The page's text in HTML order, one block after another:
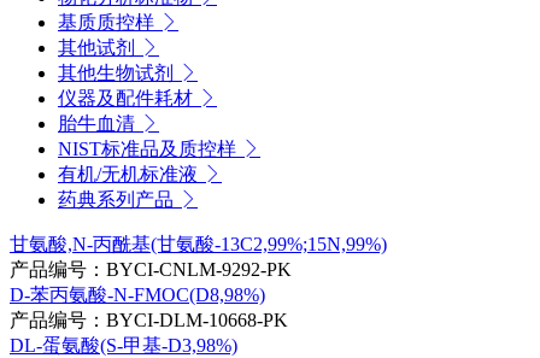
基质质控样
其他试剂
其他生物试剂
仪器及配件耗材
胎牛血清
NIST标准品及质控样
有机/无机标准液
药典系列产品
甘氨酸,N-丙酰基(甘氨酸-13C2,99%;15N,99%)
产品编号：BYCI-CNLM-9292-PK
D-苯丙氨酸-N-FMOC(D8,98%)
产品编号：BYCI-DLM-10668-PK
DL-蛋氨酸(S-甲基-D3,98%)